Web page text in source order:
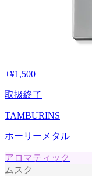
+¥1,500
取扱終了
TAMBURINS
ホーリーメタル
アロマティック
ムスク